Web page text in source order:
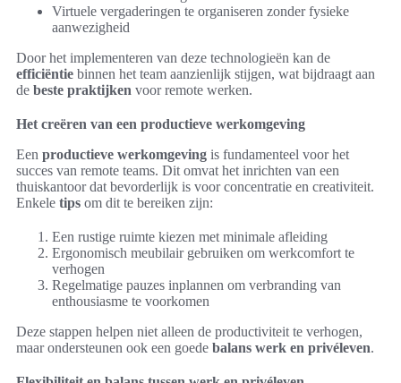
Virtuele vergaderingen te organiseren zonder fysieke
aanwezigheid
Door het implementeren van deze technologieën kan de
efficiëntie binnen het team aanzienlijk stijgen, wat bijdraagt aan
de beste praktijken voor remote werken.
Het creëren van een productieve werkomgeving
Een productieve werkomgeving is fundamenteel voor het
succes van remote teams. Dit omvat het inrichten van een
thuiskantoor dat bevorderlijk is voor concentratie en creativiteit.
Enkele tips om dit te bereiken zijn:
Een rustige ruimte kiezen met minimale afleiding
Ergonomisch meubilair gebruiken om werkcomfort te
verhogen
Regelmatige pauzes inplannen om verbranding van
enthousiasme te voorkomen
Deze stappen helpen niet alleen de productiviteit te verhogen,
maar ondersteunen ook een goede balans werk en privéleven.